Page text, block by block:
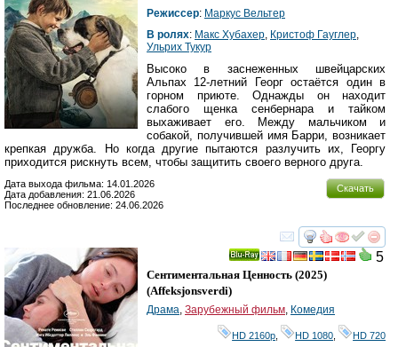
Режиссер: Маркус Вельтер
В ролях: Макс Хубахер, Кристоф Гауглер,
Ульрих Тукур
Высоко в заснеженных швейцарских
Альпах 12-летний Георг остаётся один в
горном приюте. Однажды он находит
слабого щенка сенбернара и тайком
выхаживает его. Между мальчиком и
собакой, получившей имя Барри, возникает
крепкая дружба. Но когда другие пытаются разлучить их, Георгу
приходится рискнуть всем, чтобы защитить своего верного друга.
Скачать
Дата выхода фильма: 14.01.2026
Дата добавления: 21.06.2026
Последнее обновление: 24.06.2026
смотреть
5
Сентиментальная Ценность (2025)
(Affeksjonsverdi)
Драма, Зарубежный фильм, Комедия
HD 2160р HD 1080 HD 720